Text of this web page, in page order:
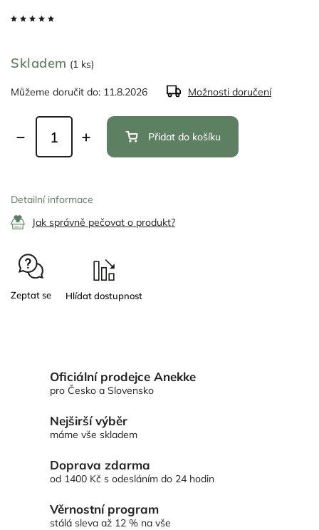
Skladem (1 ks)
Můžeme doručit do: 11.8.2026 Možnosti doručení
Přidat do košíku
Detailní informace
Jak správně pečovat o produkt?
Zeptat se
Oficiální prodejce Anekke
pro Česko a Slovensko
Nejširší výběr
máme vše skladem
Doprava zdarma
od 1400 Kč s odesláním do 24 hodin
Věrnostní program
stálá sleva až 12 % na vše